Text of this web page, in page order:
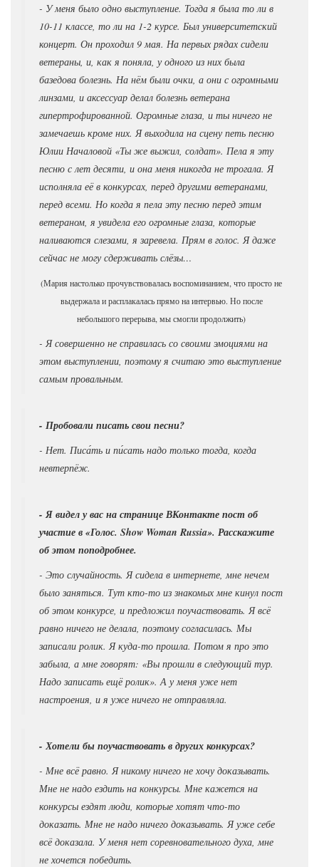
- У меня было одно выступление. Тогда я была то ли в
10-11 классе, то ли на 1-2 курсе. Был университетский
концерт. Он проходил 9 мая. На первых рядах сидели
ветераны, и, как я поняла, у одного из них была
базедова болезнь. На нём были очки, а они с огромными
линзами, и аксессуар делал болезнь ветерана
гипертрофированной. Огромные глаза, и ты ничего не
замечаешь кроме них. Я выходила на сцену петь песню
Юлии Началовой «Ты же выжил, солдат». Пела я эту
песню с лет десяти, и она меня никогда не трогала. Я
исполняла её в конкурсах, перед другими ветеранами,
перед всеми. Но когда я пела эту песню перед этим
ветераном, я увидела его огромные глаза, которые
наливаются слезами, я заревела. Прям в голос. Я даже
сейчас не могу сдерживать слёзы…
(Мария настолько прочувствовалась воспоминанием, что просто не
выдержала и расплакалась прямо на интервью. Но после
небольшого перерыва, мы смогли продолжить)
- Я совершенно не справилась со своими эмоциями на
этом выступлении, поэтому я считаю это выступление
самым провальным.
- Пробовали писать свои песни?
- Нет. Писа́ть и пи́сать надо только тогда, когда
невтерпёж.
- Я видел у вас на странице ВКонтакте пост об
участие в «Голос. Show Woman Russia». Расскажите
об этом поподробнее.
- Это случайность. Я сидела в интернете, мне нечем
было заняться. Тут кто-то из знакомых мне кинул пост
об этом конкурсе, и предложил поучаствовать. Я всё
равно ничего не делала, поэтому согласилась. Мы
записали ролик. Я куда-то прошла. Потом я про это
забыла, а мне говорят: «Вы прошли в следующий тур.
Надо записать ещё ролик». А у меня уже нет
настроения, и я уже ничего не отправляла.
- Хотели бы поучаствовать в других конкурсах?
- Мне всё равно. Я никому ничего не хочу доказывать.
Мне не надо ездить на конкурсы. Мне кажется на
конкурсы ездят люди, которые хотят что-то
доказать. Мне не надо ничего доказывать. Я уже себе
всё доказала. У меня нет соревновательного духа, мне
не хочется победить.